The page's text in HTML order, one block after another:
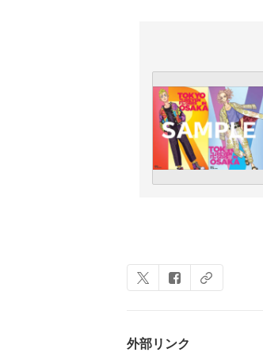
外部リンク